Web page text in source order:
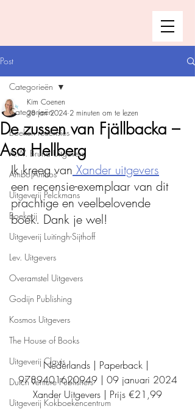
Post
Categorieën
Boeken recensies
A.W. Bruna Uitgevers
Ambo|Anthos
Uitgeverij Pelckmans
Boekerij
Uitgeverij Luitingh-Sijthoff
Lev. Uitgevers
Overamstel Uitgevers
Godijn Publishing
Kosmos Uitgevers
The House of Books
Uitgeverij Clavis
Dutch Venture Publishers
Uitgeverij Kokboekencentrum
Categorieën
De zussen van Fjällbacka –
Asa Hellberg
Kim Coenen
28 jan 2024 2 minuten om te lezen
Ik kreeg van Xander uitgevers
een recensie-exemplaar van dit
prachtige en veelbelovende
boek. Dank je wel!
Nederlands | Paperback |
9789401620949 | 09 januari 2024
Xander Uitgevers | Prijs €21,99